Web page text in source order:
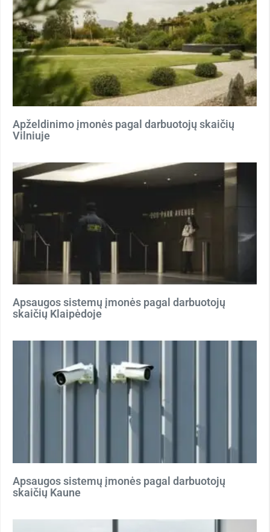
Apželdinimo įmonės pagal darbuotojų skaičių
Vilniuje
Apsaugos sistemų įmonės pagal darbuotojų
skaičių Klaipėdoje
Apsaugos sistemų įmonės pagal darbuotojų
skaičių Kaune